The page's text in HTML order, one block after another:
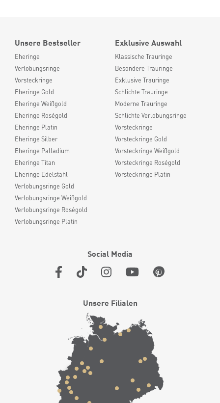
Unsere Bestseller
Eheringe
Verlobungsringe
Vorsteckringe
Eheringe Gold
Eheringe Weißgold
Eheringe Roségold
Eheringe Platin
Eheringe Silber
Eheringe Palladium
Eheringe Titan
Eheringe Edelstahl
Verlobungsringe Gold
Verlobungsringe Weißgold
Verlobungsringe Roségold
Verlobungsringe Platin
Exklusive Auswahl
Klassische Trauringe
Besondere Trauringe
Exklusive Trauringe
Schlichte Trauringe
Moderne Trauringe
Schlichte Verlobungsringe
Vorsteckringe
Vorsteckringe Gold
Vorsteckringe Weißgold
Vorsteckringe Roségold
Vorsteckringe Platin
Social Media
Unsere Filialen